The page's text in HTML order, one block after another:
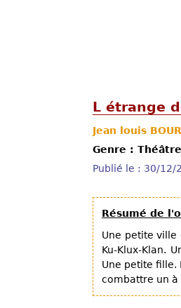
L étrange
Jean louis
Genre : Théâtre
Publié le : 30/12/
Résumé de
Une petite ville
Ku-Klux-Klan.
Une petite fille.
combattre un à